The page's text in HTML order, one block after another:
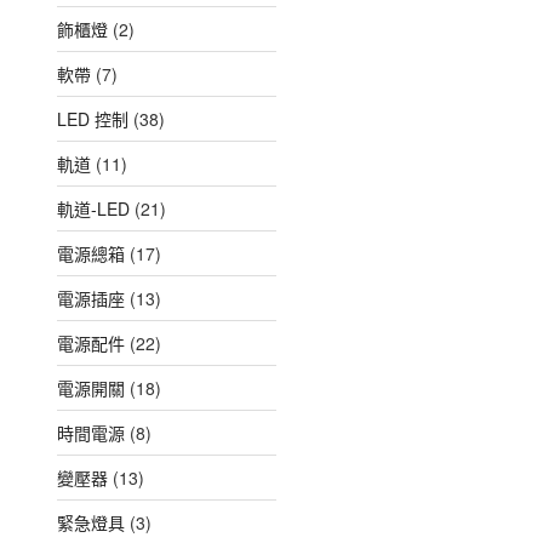
飾櫃燈 (2)
軟帶 (7)
LED 控制 (38)
軌道 (11)
軌道-LED (21)
電源總箱 (17)
電源插座 (13)
電源配件 (22)
電源開關 (18)
時間電源 (8)
變壓器 (13)
緊急燈具 (3)